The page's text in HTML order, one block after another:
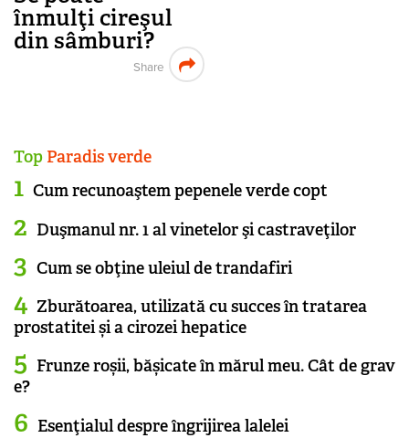
înmulţi cireşul
din sâmburi?
Share
Top Paradis verde
Cum recunoaştem pepenele verde copt
Duşmanul nr. 1 al vinetelor şi castraveţilor
Cum se obţine uleiul de trandafiri
Zburătoarea, utilizată cu succes în tratarea
prostatitei și a cirozei hepatice
Frunze roșii, bășicate în mărul meu. Cât de grav
e?
Esenţialul despre îngrijirea lalelei